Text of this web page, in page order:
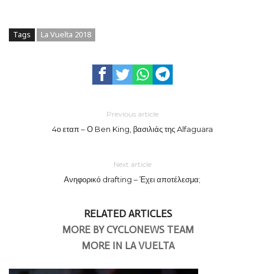
Tags La Vuelta 2018
Previous article
4ο εταπ – Ο Ben King, βασιλιάς της Alfaguara
Next article
Ανηφορικό drafting – Έχει αποτέλεσμα;
RELATED ARTICLES
MORE BY CYCLONEWS TEAM
MORE IN LA VUELTA